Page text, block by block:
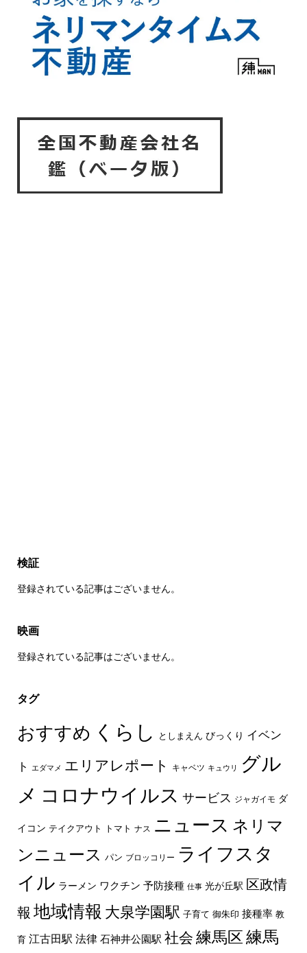
検証
登録されている記事はございません。
映画
登録されている記事はございません。
タグ
おすすめ くらし としまえん びっくり イベン
ト エダマメ エリアレポート キャベツ キュウリ
グル
メ コロナウイルス サービス ジャガイモ ダ
イコン テイクアウト トマト ナス ニュース ネリマ
ンニュース パン ブロッコリー ライフスタ
イル ラーメン ワクチン 予防接種 仕事 光が丘駅 区政情
報 地域情報 大泉学園駅 子育て 御朱印 接種率 教
育 江古田駅 法律 石神井公園駅 社会 練馬区練馬